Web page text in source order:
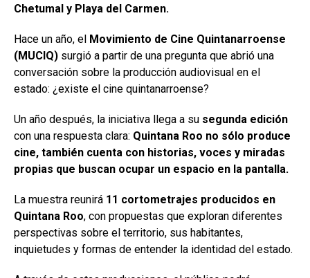
Chetumal y Playa del Carmen.
Hace un año, el Movimiento de Cine Quintanarroense
(MUCIQ) surgió a partir de una pregunta que abrió una
conversación sobre la producción audiovisual en el
estado: ¿existe el cine quintanarroense?
Un año después, la iniciativa llega a su segunda edición
con una respuesta clara: Quintana Roo no sólo produce
cine, también cuenta con historias, voces y miradas
propias que buscan ocupar un espacio en la pantalla.
La muestra reunirá 11 cortometrajes producidos en
Quintana Roo, con propuestas que exploran diferentes
perspectivas sobre el territorio, sus habitantes,
inquietudes y formas de entender la identidad del estado.